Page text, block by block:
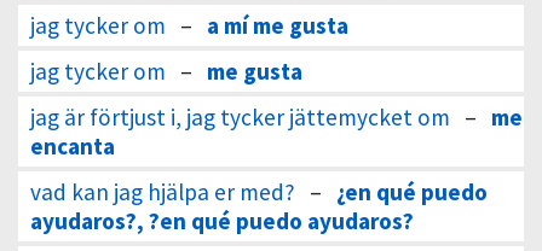
jag tycker om – a mí me gusta
jag tycker om – me gusta
jag är förtjust i, jag tycker jättemycket om – me
encanta
vad kan jag hjälpa er med? – ¿en qué puedo
ayudaros?, ?en qué puedo ayudaros?